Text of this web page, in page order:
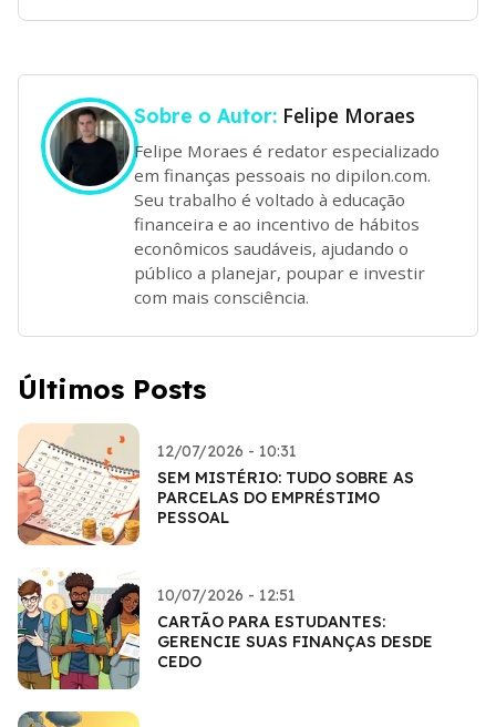
Sobre o Autor: Felipe Moraes
Felipe Moraes é redator especializado
em finanças pessoais no dipilon.com.
Seu trabalho é voltado à educação
financeira e ao incentivo de hábitos
econômicos saudáveis, ajudando o
público a planejar, poupar e investir
com mais consciência.
Últimos Posts
12/07/2026 - 10:31
SEM MISTÉRIO: TUDO SOBRE AS
PARCELAS DO EMPRÉSTIMO
PESSOAL
10/07/2026 - 12:51
CARTÃO PARA ESTUDANTES:
GERENCIE SUAS FINANÇAS DESDE
CEDO